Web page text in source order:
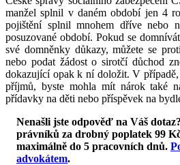
manžel splnil v daném období jen 4
pojištění splnil mnohem dříve nebo
posuzované období. Pokud se
své domněnky důkazy, můžete se
nebo podat žádost o sirotčí důchod
dokazující opak k ní doložit. V případě,
příjmů, byste mohla mít nárok také
přídavky na děti nebo příspěvek na
Nenašli jste odpověď na Váš
právníků za drobný poplatek 99
maximálně do 5 pracovních dnů.
advokátem.